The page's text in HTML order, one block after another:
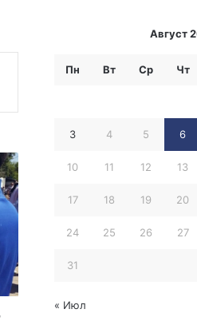
Август
Пн Вт Ср Чт
3 4 5 6
10 11 12 13
17 18 19 20
24 25 26 27
31
« Июл